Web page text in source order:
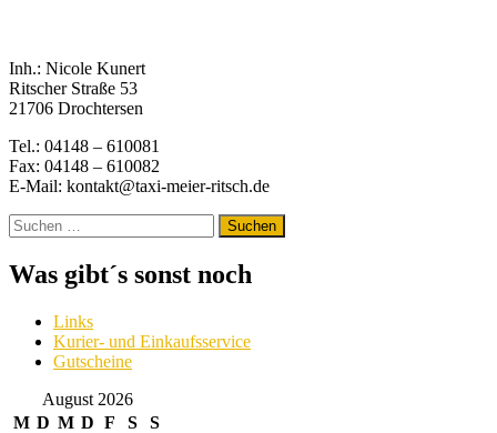
Inh.: Nicole Kunert
Ritscher Straße 53
21706 Drochtersen
Tel.: 04148 – 610081
Fax: 04148 – 610082
E-Mail: kontakt@taxi-meier-ritsch.de
Suchen
nach:
Was gibt´s sonst noch
Links
Kurier- und Einkaufsservice
Gutscheine
August 2026
M D M D F S
S